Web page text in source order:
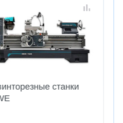
станки